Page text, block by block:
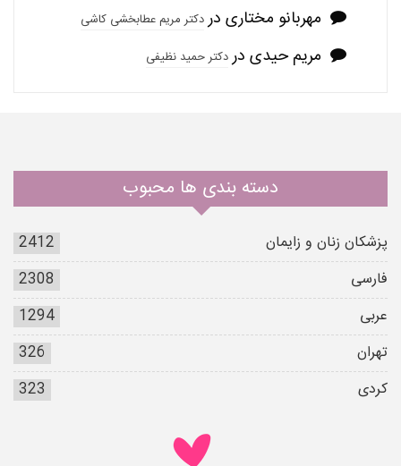
مهربانو مختاری دردکتر مریم عطابخشی کاشی
مریم حیدی دردکتر حمید نظیفی
دسته بندی ها محبوب
پزشکان زنان و زایمان
2412
فارسی
2308
عربی
1294
تهران
326
کردی
323